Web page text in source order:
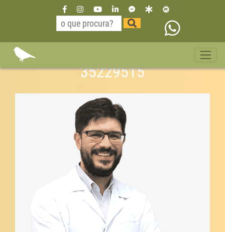
Dr Willian Neurologista São
35229515